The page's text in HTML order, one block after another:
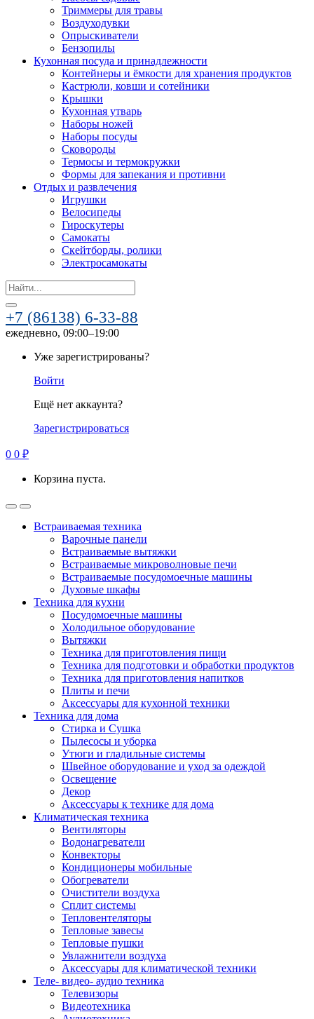
Триммеры для травы
Воздуходувки
Опрыскиватели
Бензопилы
Кухонная посуда и принадлежности
Контейнеры и ёмкости для хранения продуктов
Кастрюли, ковши и сотейники
Крышки
Кухонная утварь
Наборы ножей
Наборы посуды
Сковороды
Термосы и термокружки
Формы для запекания и противни
Отдых и развлечения
Игрушки
Велосипеды
Гироскутеры
Самокаты
Скейтборды, ролики
Электросамокаты
Search
for:
+7 (86138) 6-33-88
ежедневно, 09:00–19:00
Уже зарегистрированы?
Войти
Ещё нет аккаунта?
Зарегистрироваться
0 0 ₽
Корзина пуста.
Встраиваемая техника
Варочные панели
Встраиваемые вытяжки
Встраиваемые микроволновые печи
Встраиваемые посудомоечные машины
Духовые шкафы
Техника для кухни
Посудомоечные машины
Холодильное оборудование
Вытяжки
Техника для приготовления пищи
Техника для подготовки и обработки продуктов
Техника для приготовления напитков
Плиты и печи
Аксессуары для кухонной техники
Техника для дома
Стирка и Сушка
Пылесосы и уборка
Утюги и гладильные системы
Швейное оборудование и уход за одеждой
Освещение
Декор
Аксессуары к технике для дома
Климатическая техника
Вентиляторы
Водонагреватели
Конвекторы
Кондиционеры мобильные
Обогреватели
Очистители воздуха
Сплит системы
Тепловентеляторы
Тепловые завесы
Тепловые пушки
Увлажнители воздуха
Аксессуары для климатической техники
Теле- видео- аудио техника
Телевизоры
Видеотехника